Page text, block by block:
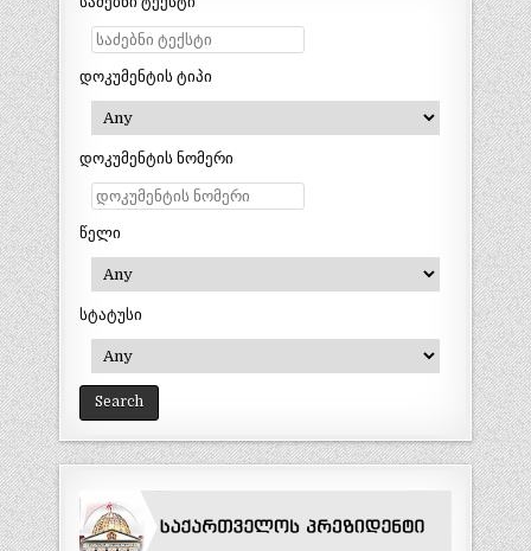
დოკუმენტის ტიპი
დოკუმენტის ნომერი
წელი
სტატუსი